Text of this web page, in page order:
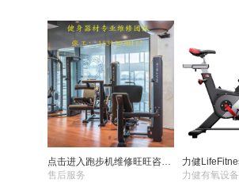
点击进入跑步机维修旺旺咨询页面
售后服务
力健有氧设备